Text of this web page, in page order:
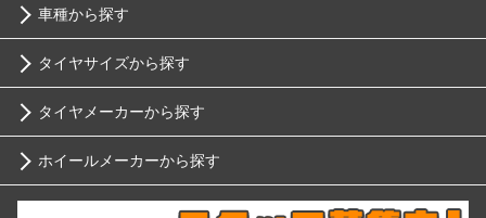
車種から探す
トヨタ
ニッサン
タイヤサイズから探す
10インチ
12インチ
タイヤメーカーから探す
ブリヂストン
ホイールメーカーから探す